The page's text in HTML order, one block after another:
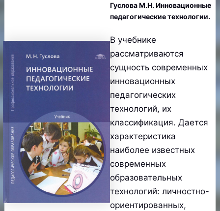
Гуслова М.Н. Инновационные
педагогические технологии.
В учебнике
рассматриваются
сущность современных
инновационных
педагогических
технологий, их
классификация. Дается
характеристика
наиболее известных
современных
образовательных
технологий: личностно-
ориентированных,